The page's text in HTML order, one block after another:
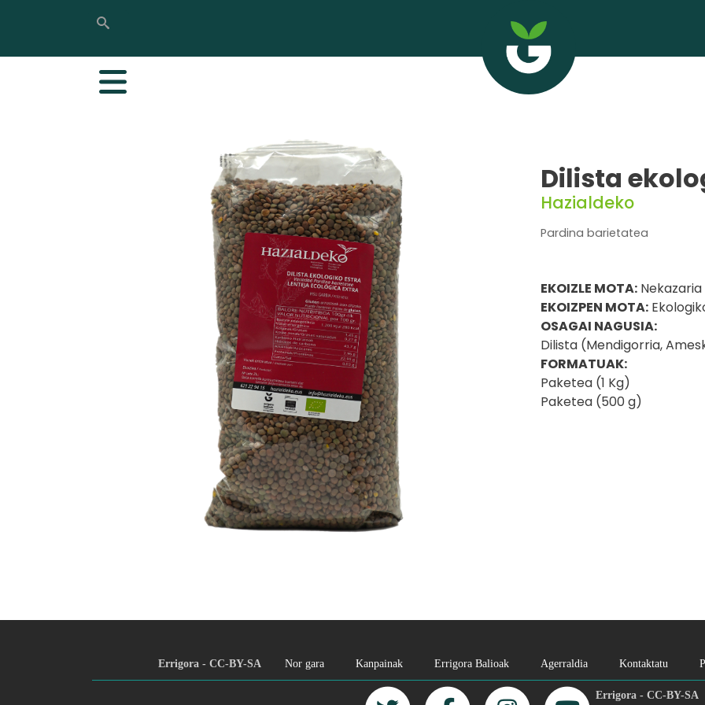
BilatuBilatu
Dilista
Hazialdeko
Pardina barietatea
EKOIZLE MOTA: Nekazaria
EKOIZPEN MOTA:
OSAGAI NAGUSIA:
Dilista (Mendigorria,
FORMATUAK:
Paketea (1 Kg)
Paketea (500 g)
Errigora - CC-BY-SA Nor gara Kanpainak Errigora Balioak Agerraldia Kontaktatu
Errigora - CC-BY-SA